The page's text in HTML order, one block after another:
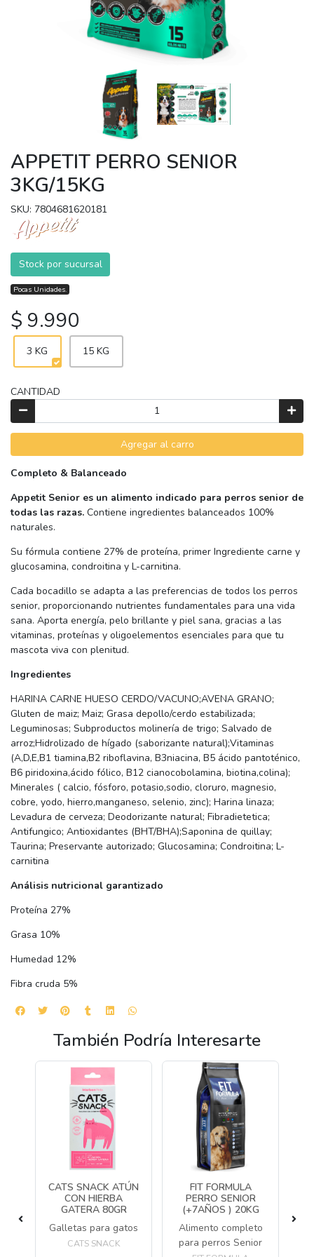
APPETIT PERRO SENIOR
3KG/15KG
SKU: 7804681620181
Stock por sucursal
Pocas Unidades.
$ 9.990
3 KG 15 KG
CANTIDAD
Agregar al carro
Completo & Balanceado
Appetit Senior es un alimento indicado para perros senior de
todas las razas. Contiene ingredientes balanceados 100%
naturales.
Su fórmula contiene 27% de proteína, primer Ingrediente carne y
glucosamina, condroitina y L-carnitina.
Cada bocadillo se adapta a las preferencias de todos los perros
senior, proporcionando nutrientes fundamentales para una vida
sana. Aporta energía, pelo brillante y piel sana, gracias a las
vitaminas, proteínas y oligoelementos esenciales para que tu
mascota viva con plenitud.
Ingredientes
HARINA CARNE HUESO CERDO/VACUNO;AVENA GRANO;
Gluten de maiz; Maiz; Grasa depollo/cerdo estabilizada;
Leguminosas; Subproductos molinería de trigo; Salvado de
arroz;Hidrolizado de hígado (saborizante natural);Vitaminas
(A,D,E,B1 tiamina,B2 riboflavina, B3niacina, B5 ácido pantoténico,
B6 piridoxina,ácido fólico, B12 cianocobolamina, biotina,colina);
Minerales ( calcio, fósforo, potasio,sodio, cloruro, magnesio,
cobre, yodo, hierro,manganeso, selenio, zinc); Harina linaza;
Levadura de cerveza; Deodorizante natural; Fibradietetica;
Antifungico; Antioxidantes (BHT/BHA);Saponina de quillay;
Taurina; Preservante autorizado; Glucosamina; Condroitina; L-
carnitina
Análisis nutricional garantizado
Proteína 27%
Grasa 10%
Humedad 12%
Fibra cruda 5%
También Podría Interesarte
CATS SNACK ATÚN
CON HIERBA
GATERA 80GR
Galletas para gatos
CATS SNACK
FIT FORMULA
PERRO SENIOR
(+7AÑOS ) 20KG
Alimento completo
para perros Senior